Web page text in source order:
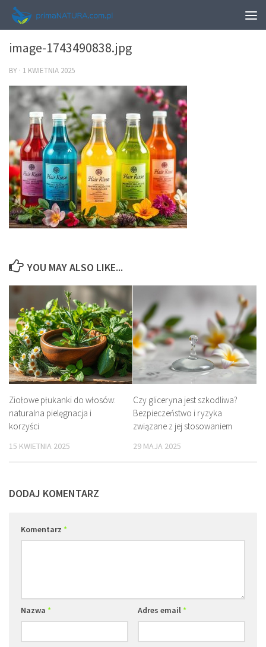
0
image-1743490838.jpg
BY · 1 KWIETNIA 2025
YOU MAY ALSO LIKE...
Ziołowe płukanki do włosów:
naturalna pielęgnacja i
korzyści
15 KWIETNIA 2025
Czy gliceryna jest szkodliwa?
Bezpieczeństwo i ryzyka
związane z jej stosowaniem
29 MAJA 2025
DODAJ KOMENTARZ
Komentarz *
Nazwa * Adres email*